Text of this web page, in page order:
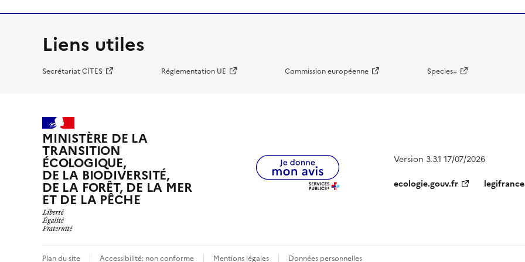
Liens utiles
Secrétariat CITES Réglementation UE Commission européenne Species+
MINISTÈRE DE LA
TRANSITION
ÉCOLOGIQUE,
DE LA BIODIVERSITÉ,
DE LA FORÊT, DE LA MER
ET DE LA PÊCHE
Version 3.3.1 17/07/2026
ecologie.gouv.fr
Plan du site Accessibilité: non conforme Mentions légales Données personnelles